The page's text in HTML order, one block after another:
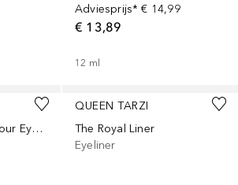
Adviesprijs* € 14,99
€ 13,89
12 ml
Exaggerate Full Colour Eye Definer
QUEEN TARZI
The Royal Liner
Eyeliner